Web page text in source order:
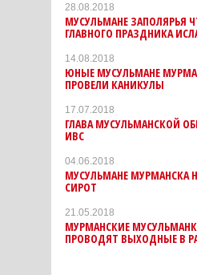
28.08.2018
МУСУЛЬМАНЕ ЗАПОЛЯРЬЯ
ГЛАВНОГО ПРАЗДНИКА
14.08.2018
ЮНЫЕ МУСУЛЬМАНЕ
ПРОВЕЛИ КАНИКУЛЫ
17.07.2018
ГЛАВА МУСУЛЬМАНСКОЙ
ИВС
04.06.2018
МУСУЛЬМАНЕ МУРМАНСКА
СИРОТ
21.05.2018
МУРМАНСКИЕ
ПРОВОДЯТ ВЫХОДНЫЕ В